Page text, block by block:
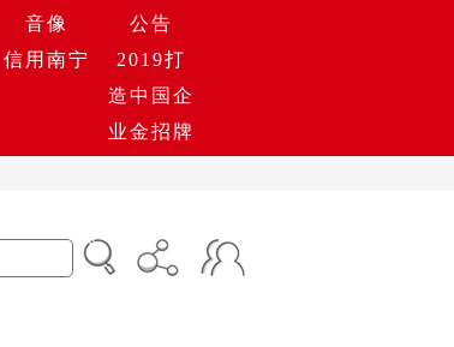
音像
公告
信用南宁
2019打
造中国企
业金招牌